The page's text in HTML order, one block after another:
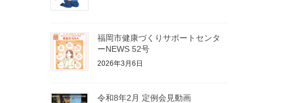
福岡市健康づくりサポートセンタ
ーNEWS 52号
2026年3月6日
令和8年2月 定例会見動画